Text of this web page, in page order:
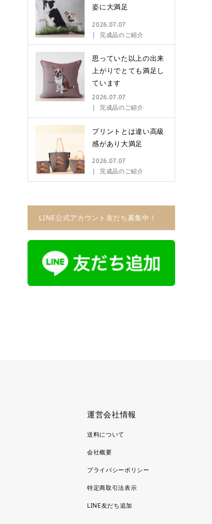
姿に大満足
2026.07.07
完成品のご紹介
思っていた以上の出来
上がりでとても満足し
ています
2026.07.07
完成品のご紹介
プリントとは違い高級
感があり大満足
2026.07.07
完成品のご紹介
LINE公式アカウント友だち募集中！
運営会社情報
送料について
会社概要
プライバシーポリシー
特定商取引法表示
LINE友だち追加